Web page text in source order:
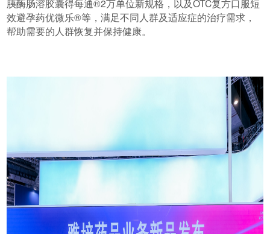
胰酶肠溶胶囊得每通®2万单位新规格，以及OTC复方口服短
效避孕药优微乐®等，满足不同人群及适应症的治疗需求，
帮助需要的人群恢复并保持健康。